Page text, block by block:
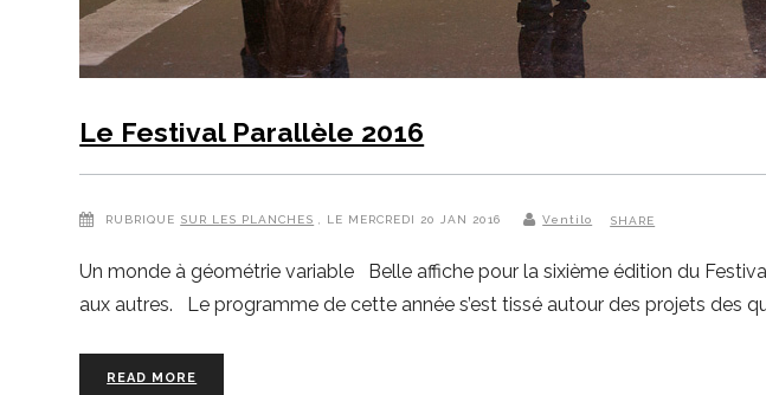
Le Festival Parallèle 2016
RUBRIQUE SUR LES PLANCHES , LE MERCREDI 20 JAN 2016 Ventilo SHARE
Un monde à géométrie variable Belle affiche pour la sixième édition du
aux autres. Le programme de cette année s’est tissé autour des projets des
READ MORE